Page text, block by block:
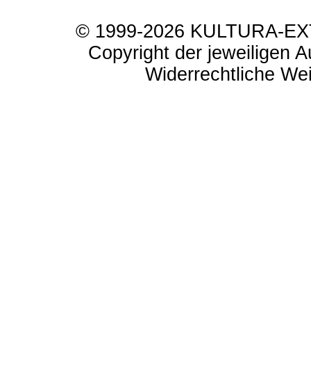
© 1999-2026 KULTURA-
Copyright der jeweiligen
Widerrechtliche